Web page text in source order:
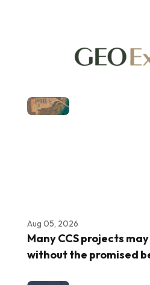
Aug 05, 2026
Many CCS projects
without the promised